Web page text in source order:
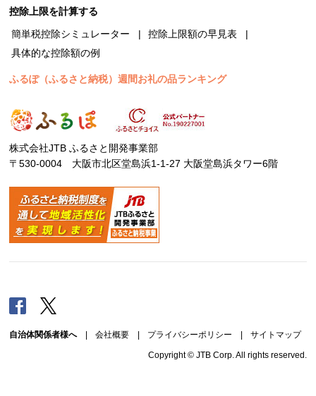
控除上限を計算する
簡単税控除シミュレーター
控除上限額の早見表
具体的な控除額の例
ふるぽ（ふるさと納税）週間お礼の品ランキング
株式会社JTB ふるさと開発事業部
〒530-0004 大阪市北区堂島浜1-1-27 大阪堂島浜タワー6階
Facebook
自治体関係者様へ| 会社概要 | プライバシーポリシー | サイトマップ
Copyright © JTB Corp. All rights reserved.